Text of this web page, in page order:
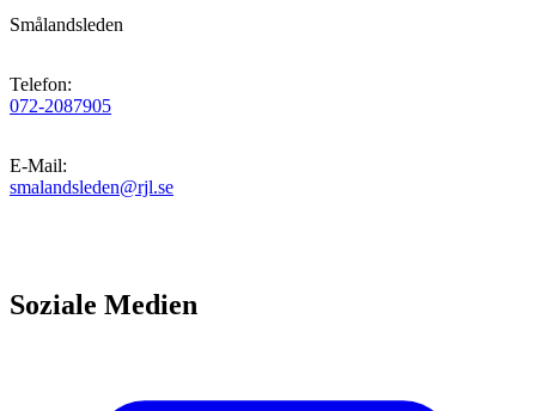
Smålandsleden
Telefon:
072-2087905
E-Mail:
smalandsleden@rjl.se
Soziale Medien